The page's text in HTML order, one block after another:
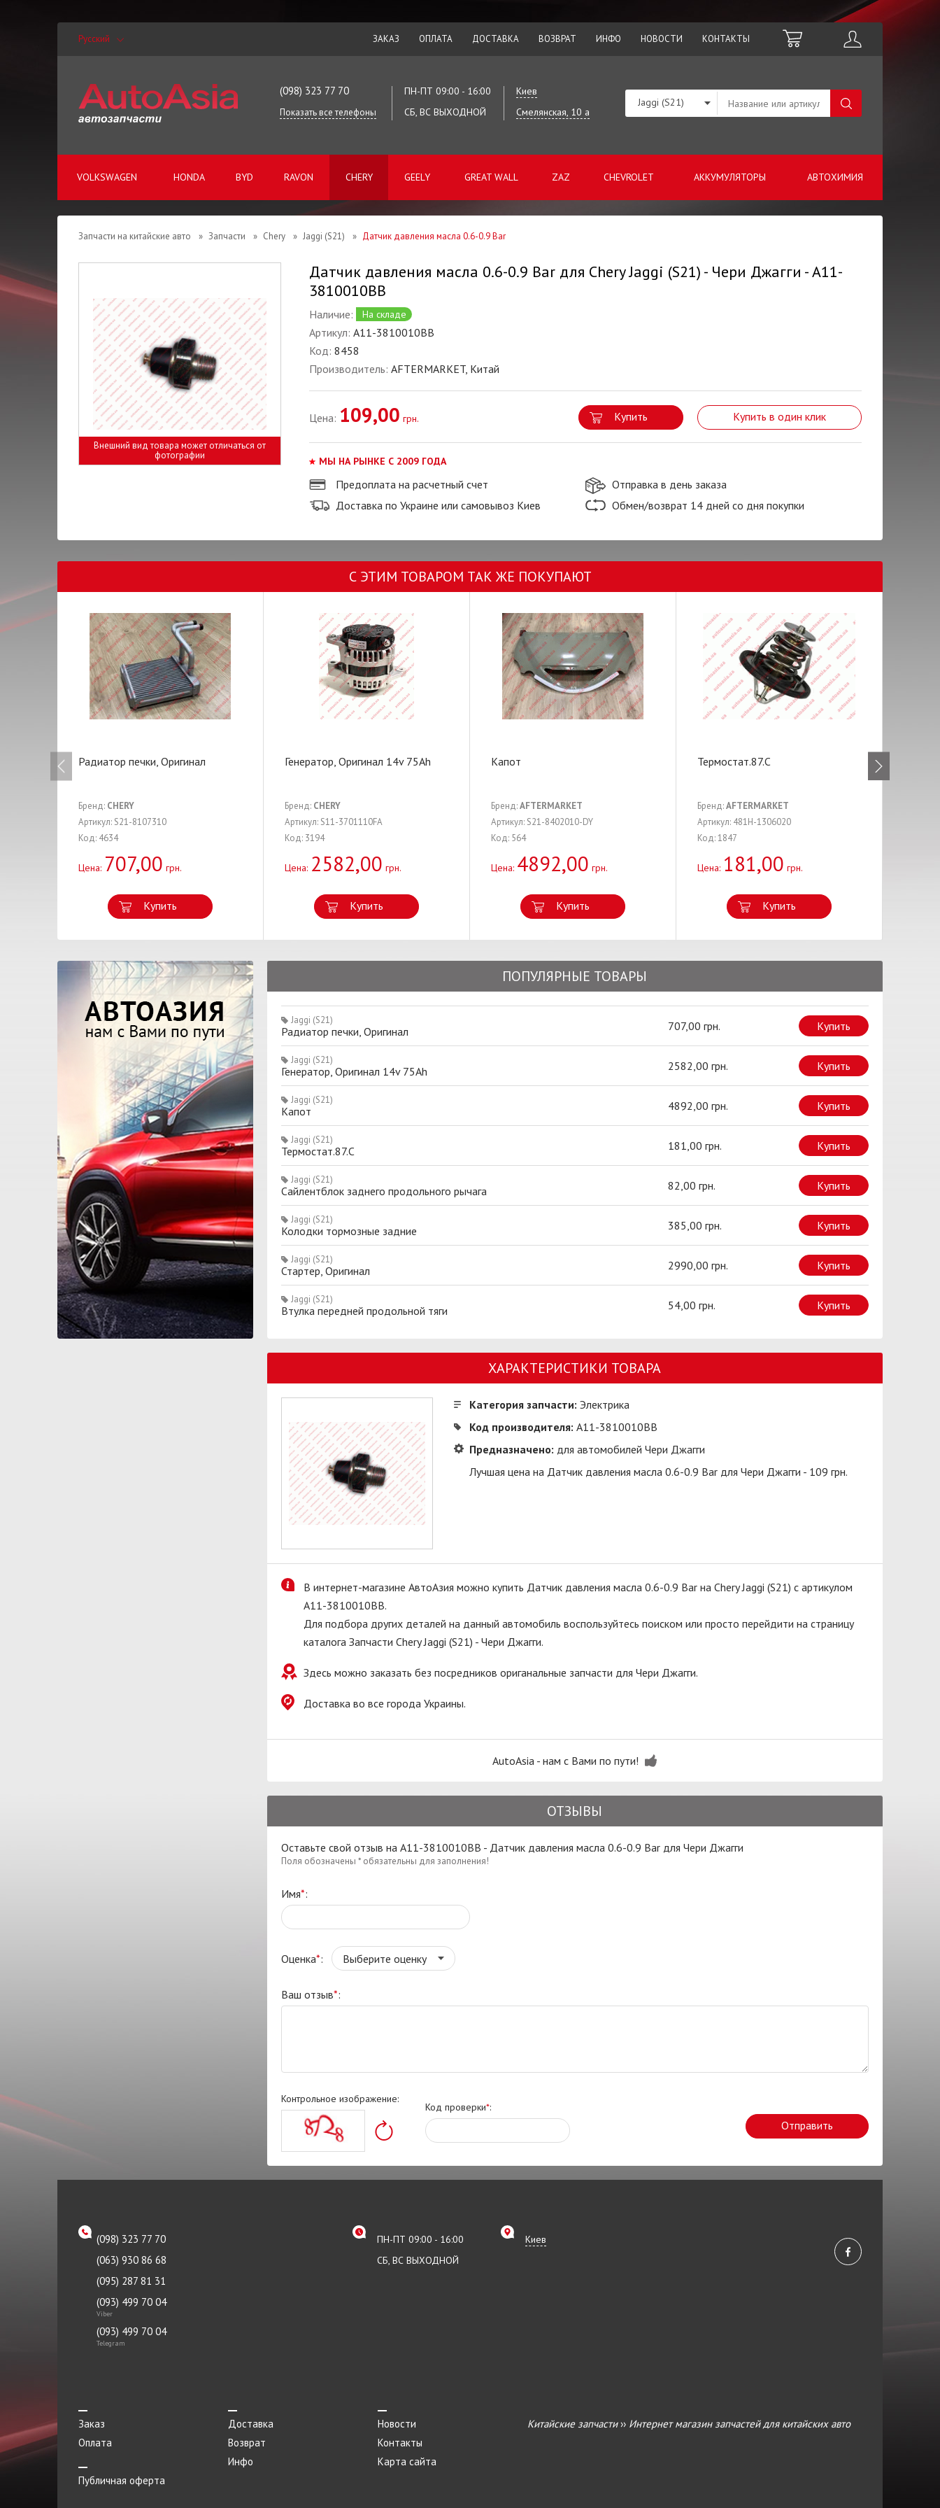
Русский ЗАКАЗ ОПЛАТА ДОСТАВКА ВОЗВРАТ ИНФО НОВОСТИ КОНТАКТЫ
(098) 323 77 70
Показать все телефоны
ПН-ПТ 09:00 - 16:00
СБ, ВС ВЫХОДНОЙ
Киев
Смелянская, 10 а
VOLKSWAGEN HONDA BYD RAVON CHERY GEELY GREAT WALL ZAZ CHEVROLET АККУМУЛЯТОРЫ АВТОХИМИЯ
Jaggi (S21)
Запчасти на китайские авто » Запчасти » Chery » Jaggi (S21) » Датчик давления масла 0.6-0.9 Bar
Внешний вид товара может отличаться от
фотографии
Датчик давления масла 0.6-0.9 Bar для Chery Jaggi (S21) - Чери Джагги - A11-
3810010BB
Наличие: На складе
Артикул: A11-3810010BB
Код: 8458
Производитель: AFTERMARKET, Китай
Цена: 109,00 грн. Купить Купить в один клик
МЫ НА РЫНКЕ С 2009 ГОДА
Предоплата на расчетный счет
Отправка в день заказа
Доставка по Украине или самовывоз Киев
Обмен/возврат 14 дней со дня покупки
С ЭТИМ ТОВАРОМ ТАК ЖЕ ПОКУПАЮТ
Радиатор печки, Оригинал
Бренд: CHERY
Артикул: S21-8107310
Код: 4634
Цена: 707,00 грн.
Купить
Генератор, Оригинал 14v 75Ah
Бренд: CHERY
Артикул: S11-3701110FA
Код: 3194
Цена: 2582,00 грн.
Купить
Капот
Бренд:AFTERMARKET
Артикул: S21-8402010-DY
Код: 564
Цена: 4892,00 грн.
Купить
Термостат.87.C
Бренд:AFTERMARKET
Артикул: 481H-1306020
Код: 1847
Цена: 181,00 грн.
Купить
ПОПУЛЯРНЫЕ ТОВАРЫ
Jaggi (S21)
Радиатор печки, Оригинал 707,00 грн. Купить
Jaggi (S21)
Генератор, Оригинал 14v 75Ah 2582,00 грн. Купить
Jaggi (S21)
Капот 4892,00 грн. Купить
Jaggi (S21)
Термостат.87.C 181,00 грн. Купить
Jaggi (S21)
Сайлентблок заднего продольного рычага 82,00 грн. Купить
Jaggi (S21)
Колодки тормозные задние 385,00 грн. Купить
Jaggi (S21)
Стартер, Оригинал 2990,00 грн. Купить
Jaggi (S21)
Втулка передней продольной тяги 54,00 грн. Купить
ХАРАКТЕРИСТИКИ ТОВАРА
Категория запчасти: Электрика
Код производителя: A11-3810010BB
Предназначено: для автомобилей Чери Джагги
Лучшая цена на Датчик давления масла 0.6-0.9 Bar для Чери Джагги - 109 грн.
В интернет-магазине АвтоАзия можно купить Датчик давления масла 0.6-0.9 Bar на Chery Jaggi (S21) с артикулом
A11-3810010BB.
Для подбора других деталей на данный автомобиль воспользуйтесь поиском или просто перейдити на страницу
каталога Запчасти Chery Jaggi (S21) - Чери Джагги.
Здесь можно заказать без посредников ориганальные запчасти для Чери Джагги.
Доставка во все города Украины.
AutoAsia - нам с Вами по пути!
ОТЗЫВЫ
Оставьте свой отзыв на A11-3810010BB - Датчик давления масла 0.6-0.9 Bar для Чери Джагги
Поля обозначены * обязательны для заполнения!
Имя*:
Оценка*:
Ваш отзыв*:
Контрольное изображение:
Код проверки*:
Отправить
(098) 323 77 70
(063) 930 86 68
(095) 287 81 31
(093) 499 70 04
Viber
(093) 499 70 04
Telegram
ПН-ПТ 09:00 - 16:00
СБ, ВС ВЫХОДНОЙ
Киев
Заказ
Оплата
Доставка
Возврат
Инфо
Новости
Контакты
Карта сайта
Публичная оферта
Китайские запчасти›› Интернет магазин запчастей для китайских авто